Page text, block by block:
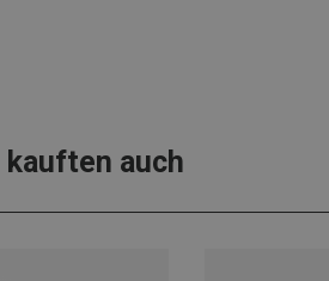
kauften auch